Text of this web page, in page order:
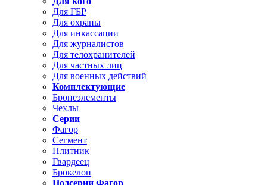
Для ГБР
Для охраны
Для инкассации
Для журналистов
Для телохранителей
Для частных лиц
Для военных действий
Комплектующие
Бронеэлементы
Чехлы
Серии
Фагор
Сегмент
Плитник
Гвардеец
Брокелон
Подсерии Фагор